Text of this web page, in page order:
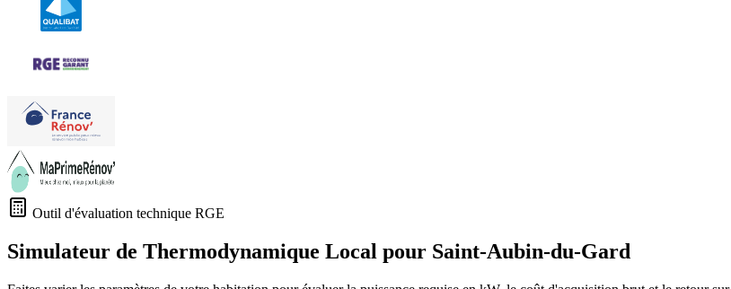
Outil d'évaluation technique RGE
Simulateur de Thermodynamique Local pour Saint-Aubin-du-Gard